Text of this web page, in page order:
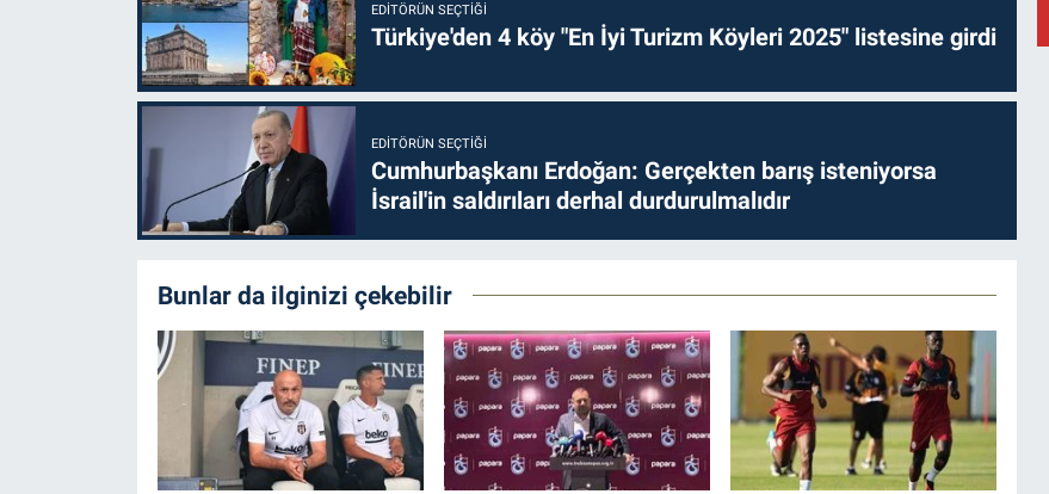
EDITÖRÜN SEÇTIĞI
Türkiye'den 4 köy "En İyi Turizm Köyleri 2025" listesine girdi
EDITÖRÜN SEÇTIĞI
Cumhurbaşkanı Erdoğan: Gerçekten barış isteniyorsa
İsrail'in saldırıları derhal durdurulmalıdır
Bunlar da ilginizi çekebilir